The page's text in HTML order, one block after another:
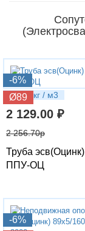
-6%
Ø89
15.01 кг / м3
2 129.00 ₽
2 256.70р
Труба
ППУ-ОЦ
-6%